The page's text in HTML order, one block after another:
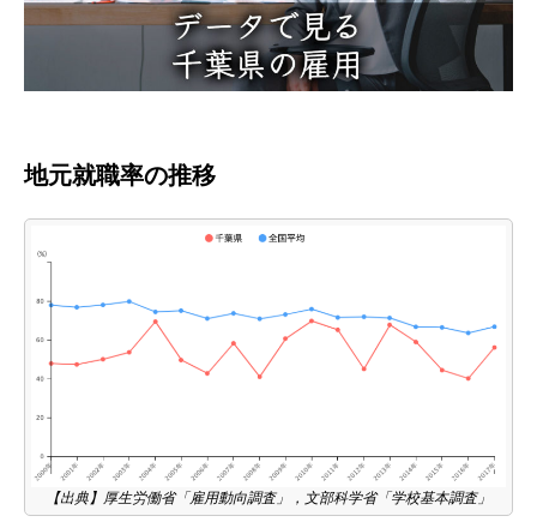
地元就職率の推移
【出典】厚生労働省「雇用動向調査」，文部科学省「学校基本調査」